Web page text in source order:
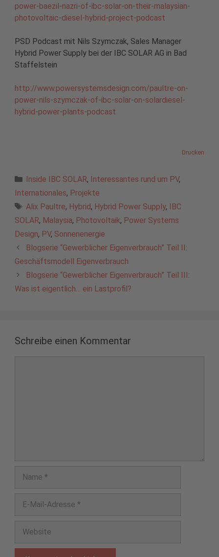
power-baezil-nazri-of-ibc-solar-on-their-malaysian-
photovoltaic-diesel-hybrid-project-podcast
PSD Podcast mit Nils Szymczak, Sales Manager
Hybrid Power Supply bei der IBC SOLAR AG in Bad
Staffelstein
http://www.powersystemsdesign.com/paultre-on-
power-nils-szymczak-of-ibc-solar-on-solardiesel-
hybrid-power-plants-podcast
Drucken
Kategorien
Inside IBC SOLAR, Interessantes rund um PV,
Internationales, Projekte
Schlagwörter
Alix Paultre, Hybrid, Hybrid Power Supply, IBC
SOLAR, Malaysia, Photovoltaik, Power Systems
Design, PV, Sonnenenergie
Blogserie “Gewerblicher Eigenverbrauch” Teil II:
Geschäftsmodell Eigenverbrauch
Blogserie “Gewerblicher Eigenverbrauch” Teil III:
Was ist eigentlich… ein Lastprofil?
Schreibe einen Kommentar
Mail-
Adresse